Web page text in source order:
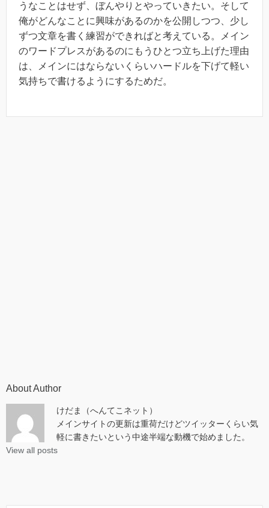
うなことはせず、ぼんやりとやっていきたい。そして
俺がどんなことに興味があるのかを公開しつつ、少し
ずつ文章を書く練習ができればと考えている。メイン
のワードプレスがあるのにもうひとつ立ち上げた理由
は、メインにはならないくらいハードルを下げて軽い
気持ちで書けるようにするためだ。
About Author
けだま（へんてこネット）
メインサイトの更新は重荷だけどツイッターくらい気
軽に書きたいという中途半端な動機で始めました。
View all posts